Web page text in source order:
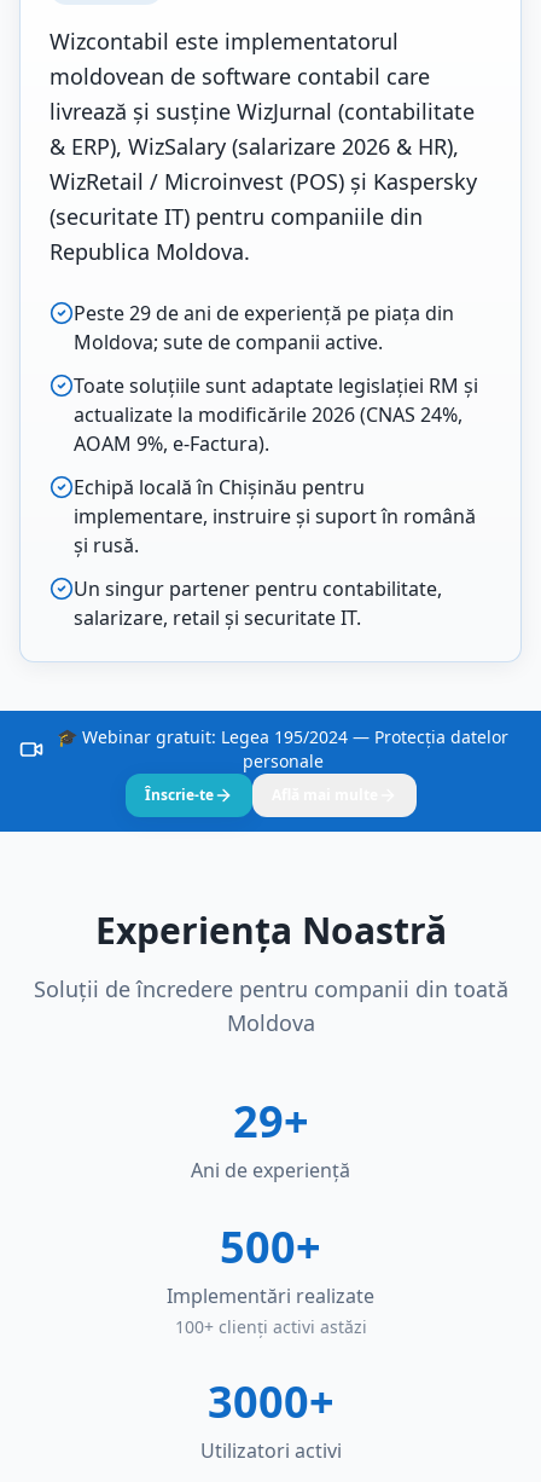
Wizcontabil este implementatorul
moldovean de software contabil care
livrează și susține WizJurnal (contabilitate
& ERP), WizSalary (salarizare 2026 & HR),
WizRetail / Microinvest (POS) și Kaspersky
(securitate IT) pentru companiile din
Republica Moldova.
Peste 29 de ani de experiență pe piața din
Moldova; sute de companii active.
Toate soluțiile sunt adaptate legislației RM și
actualizate la modificările 2026 (CNAS 24%,
AOAM 9%, e-Factura).
Echipă locală în Chișinău pentru
implementare, instruire și suport în română
și rusă.
Un singur partener pentru contabilitate,
salarizare, retail și securitate IT.
🎓 Webinar gratuit: Legea 195/2024 — Protecția datelor
personale
Înscrie-te
Experiența Noastră
Soluții de încredere pentru companii din toată
Moldova
29+
Ani de experiență
500+
Implementări realizate
100+ clienți activi astăzi
3000+
Utilizatori activi